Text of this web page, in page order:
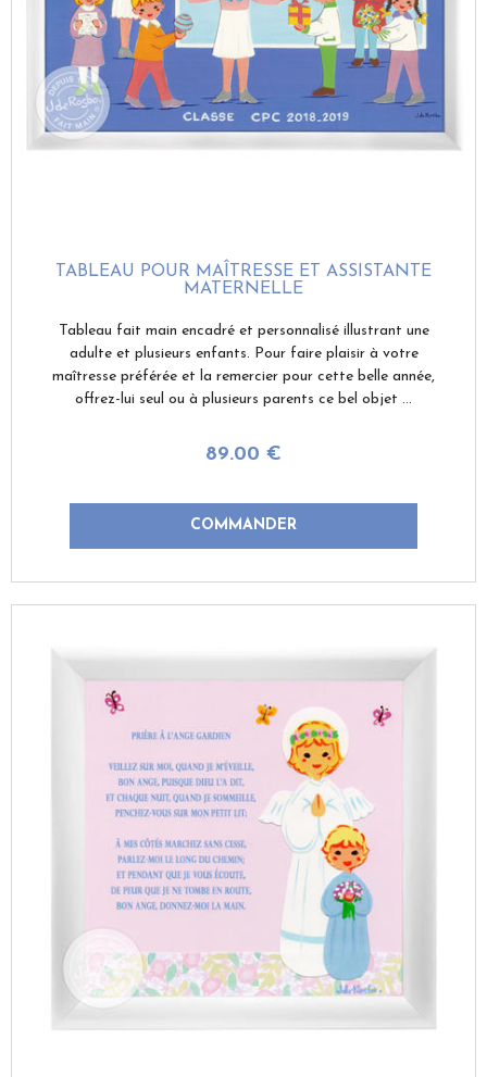
TABLEAU POUR MAÎTRESSE ET ASSISTANTE
MATERNELLE
89.00 €
Tableau fait main encadré et personnalisé illustrant une
adulte et plusieurs enfants. Pour faire plaisir à votre
maîtresse préférée et la remercier pour cette belle année,
offrez-lui seul ou à plusieurs parents ce bel objet ...